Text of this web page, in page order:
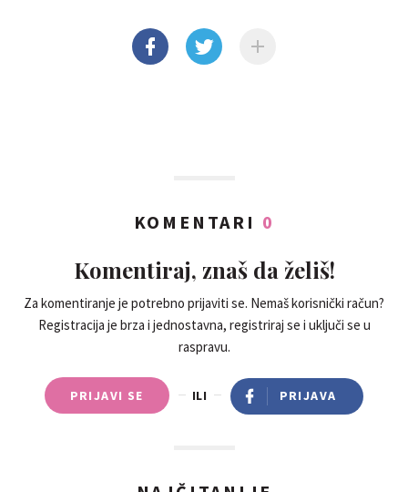
KOMENTARI 0
Komentiraj, znaš da želiš!
Za komentiranje je potrebno prijaviti se. Nemaš korisnički račun?
Registracija je brza i jednostavna, registriraj se i uključi se u
raspravu.
PRIJAVI SE ILI PRIJAVA